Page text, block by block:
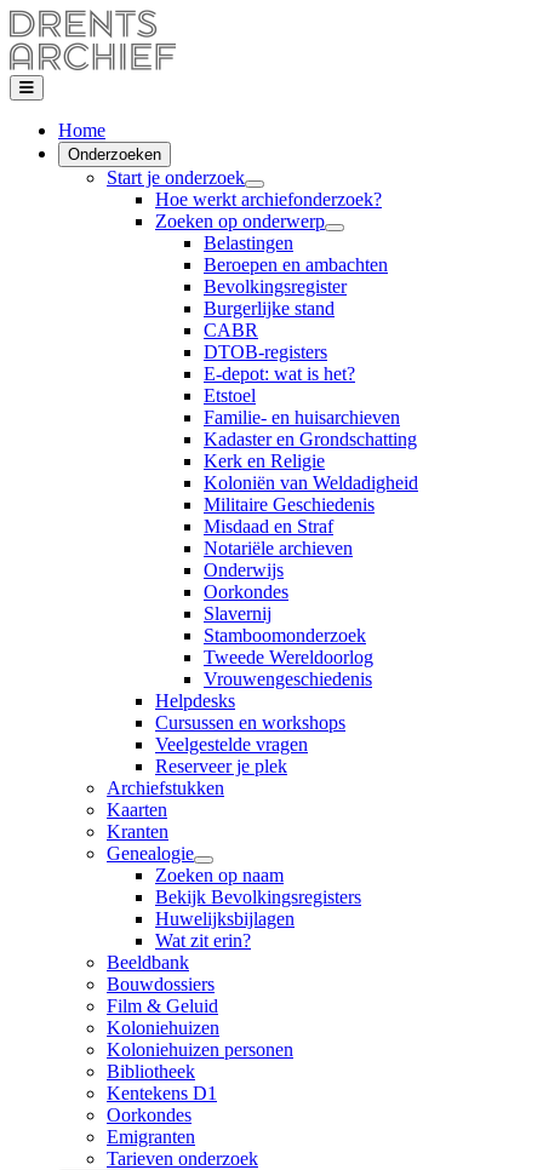
Home
Onderzoeken
Start je onderzoek
Hoe werkt archiefonderzoek?
Zoeken op onderwerp
Belastingen
Beroepen en ambachten
Bevolkingsregister
Burgerlijke stand
CABR
DTOB-registers
E-depot: wat is het?
Etstoel
Familie- en huisarchieven
Kadaster en Grondschatting
Kerk en Religie
Koloniën van Weldadigheid
Militaire Geschiedenis
Misdaad en Straf
Notariële archieven
Onderwijs
Oorkondes
Slavernij
Stamboomonderzoek
Tweede Wereldoorlog
Vrouwengeschiedenis
Helpdesks
Cursussen en workshops
Veelgestelde vragen
Reserveer je plek
Archiefstukken
Kaarten
Kranten
Genealogie
Zoeken op naam
Bekijk Bevolkingsregisters
Huwelijksbijlagen
Wat zit erin?
Beeldbank
Bouwdossiers
Film & Geluid
Koloniehuizen
Koloniehuizen personen
Bibliotheek
Kentekens D1
Oorkondes
Emigranten
Tarieven onderzoek